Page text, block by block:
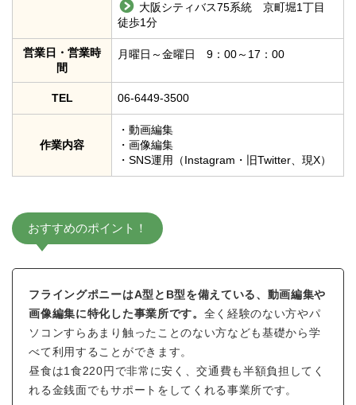
大阪シティバス75系統 京町堀1丁目
徒歩1分
営業日・営業時
間
月曜日～金曜日 9：00～17：00
TEL 06-6449-3500
作業内容
・動画編集
・画像編集
・SNS運用（Instagram・旧Twitter、現X）
おすすめのポイント！
フライングポニーはA型とB型を備えている、動画編集や
画像編集に特化した事業所です。 全く経験のない方やパ
ソコンすらあまり触ったことのない方なども基礎から学
べて利用することができます。
昼食は1食220円で非常に安く、交通費も半額負担してく
れる金銭面でもサポートをしてくれる事業所です。